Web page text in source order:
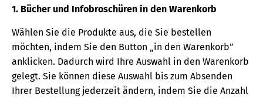
1. Bücher und Infobroschüren in den Warenkorb
Wählen Sie die Produkte aus, die Sie bestellen
möchten, indem Sie den Button „in den Warenkorb”
anklicken. Dadurch wird Ihre Auswahl in den Warenkorb
gelegt. Sie können diese Auswahl bis zum Absenden
Ihrer Bestellung jederzeit ändern, indem Sie die Anzahl